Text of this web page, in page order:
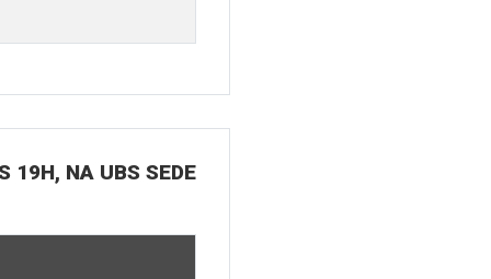
19H, NA UBS SEDE